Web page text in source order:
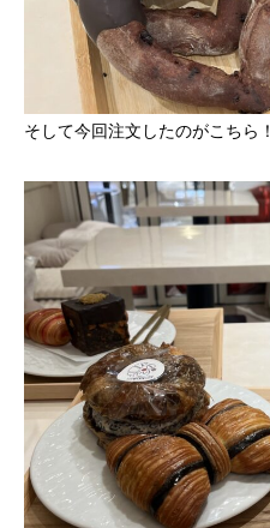
そして今回注文したのがこちら！